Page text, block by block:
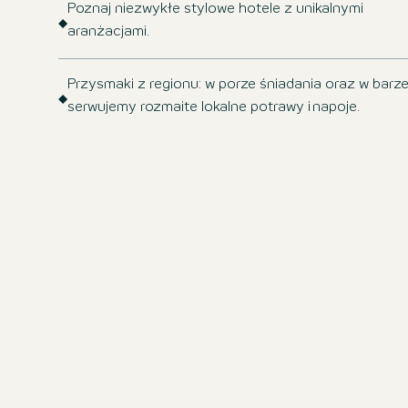
Poznaj niezwykłe stylowe hotele z unikalnymi
aranżacjami.
Przysmaki z regionu: w porze śniadania oraz w barze
serwujemy rozmaite lokalne potrawy i napoje.